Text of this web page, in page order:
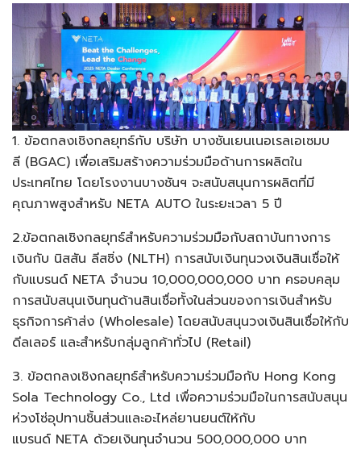
1. ข้อตกลงเชิงกลยุทธ์กับ บริษัท บางชันเยนเนอเรลเอเซมบ
ลี (BGAC) เพื่อเสริมสร้างความร่วมมือด้านการผลิตใน
ประเทศไทย โดยโรงงานบางชันฯ จะสนับสนุนการผลิตที่มี
คุณภาพสูงสำหรับ NETA AUTO ในระยะเวลา 5 ปี
2.ข้อตกลเชิงกลยุทธ์สำหรับความร่วมมือกับสถาบันทางการ
เงินกับ นิสสัน ลีสซิ่ง (NLTH) การสนับเงินทุนวงเงินสินเชื่อให้
กับแบรนด์ NETA จำนวน 10,000,000,000 บาท ครอบคลุม
การสนับสนุนเงินทุนด้านสินเชื่อทั้งในส่วนของการเงินสำหรับ
ธุรกิจการค้าส่ง (Wholesale) โดยสนับสนุนวงเงินสินเชื่อให้กับ
ดีลเลอร์ และสำหรับกลุ่มลูกค้าทั่วไป (Retail)
3. ข้อตกลงเชิงกลยุทธ์สำหรับความร่วมมือกับ Hong Kong
Sola Technology Co., Ltd เพื่อความร่วมมือในการสนับสนุน
ห่วงโซ่อุปทานชิ้นส่วนและอะไหล่ยานยนต์ให้กับ
แบรนด์ NETA ด้วยเงินทุนจำนวน 500,000,000 บาท